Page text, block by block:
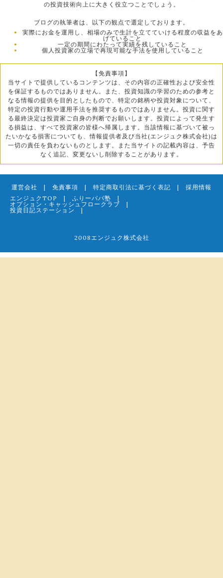
の投資技術向上に大きく役立つことでしょう。
ブログの執筆者は、以下の観点で選定しております。
実際にお金を運用し、相場のみで生計を立てていける程度の収益をあ
げていること
一定の期間にわたって実績を残していること
個人投資家の立場で再現可能な手法を使用していること
【免責事項】
当サイトで提供しているコンテンツは、その内容の正確性および安全性
を保証するものではありません。また、投資知識の学習のための参考と
なる情報の提供を目的としたもので、特定の銘柄や投資対象について、
特定の投資行動や運用手法を推奨するものではありません。投資に関す
る最終決定は投資家ご自身の判断でお願いします。投資によって発生す
る損益は、すべて投資家の皆様へ帰属します。当該情報に基づいて被っ
たいかなる損害についても、情報提供者及び当社(エンジュク株式会社)は
一切の責任を負わないものとします。また当サイトの記載内容は、予告
なく追記、変更ないし削除することがあります。
運営会社 | 免責事項 | 特定商取引法に基づく表記 | 採用情報
エンジュクTOP
| ふりーパパ塾 |
オプション・キャッシュフロークラブ |
投資日記ステーション
|
2008エンジュク株式会社